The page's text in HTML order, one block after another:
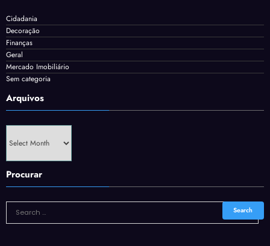
Cidadania
Decoração
Finanças
Geral
Mercado Imobiliário
Sem categoria
Arquivos
Arquivos
Procurar